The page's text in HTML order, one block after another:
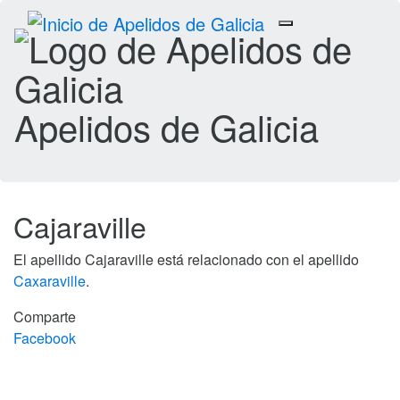
Toggle
navigation
Apelidos de Galicia
Cajaraville
El apellido Cajaraville está relacionado con el apellido
Caxaraville.
Comparte
Facebook